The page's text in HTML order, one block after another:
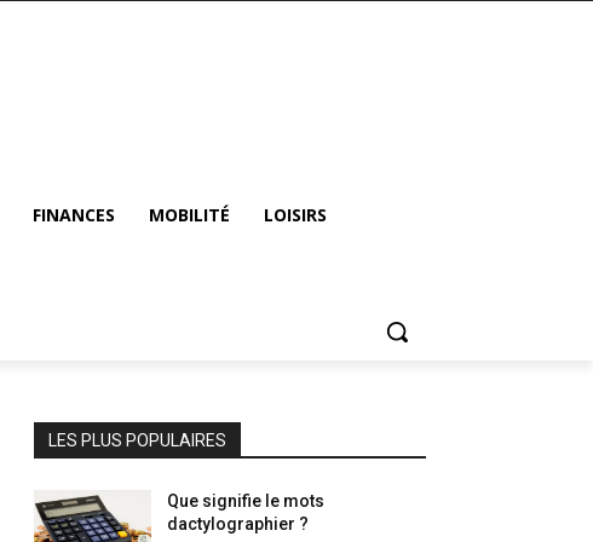
FINANCES MOBILITÉ LOISIRS
LES PLUS POPULAIRES
Que signifie le mots
dactylographier ?